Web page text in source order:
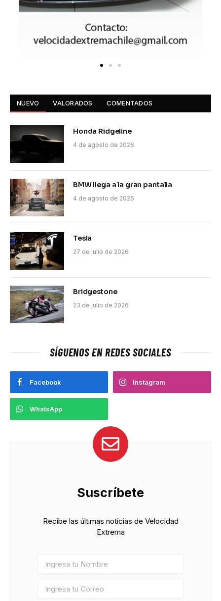
NUEVO VALORADOS COMENTADOS
Honda Ridgeline
4 de agosto de 2026
BMW llega a la gran pantalla
4 de agosto de 2026
Tesla
27 de julio de 2026
Bridgestone
23 de julio de 2026
SÍGUENOS EN REDES SOCIALES
Facebook Instagram
WhatsApp
Suscríbete
Recibe las últimas noticias de Velocidad
Extrema